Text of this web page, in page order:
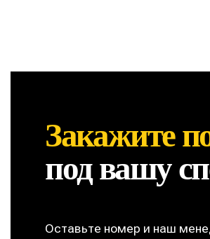
Закажите
под вашу
Оставьте номер и наш